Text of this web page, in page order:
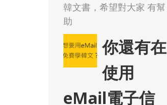
韓文書，希望對大家 有幫
助
你還有在
使用
eMail電子信